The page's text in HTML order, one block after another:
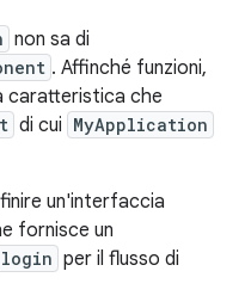
non sa di
. Affinché funzioni,
caratteristica che
di cui MyApplication
un'interfaccia
fornisce un
login per il flusso di